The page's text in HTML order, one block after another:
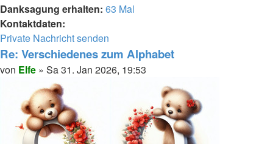
Danksagung erhalten: 63 Mal
Kontaktdaten:
Kontaktdaten
von
Elfe
Private Nachricht senden
Re: Verschiedenes zum Alphabet
Melden
Zitieren
Beitrag
von Elfe » Sa 31. Jan 2026, 19:53